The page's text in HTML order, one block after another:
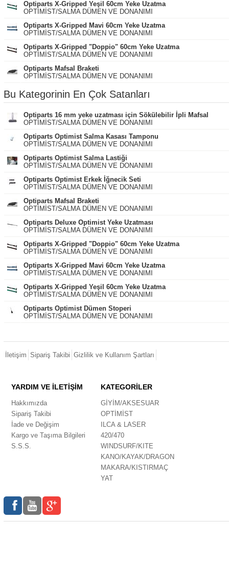
Optiparts X-Gripped Yeşil 60cm Yeke Uzatma
OPTİMİST/SALMA DÜMEN VE DONANIMI
Optiparts X-Gripped Mavi 60cm Yeke Uzatma
OPTİMİST/SALMA DÜMEN VE DONANIMI
Optiparts X-Gripped "Doppio" 60cm Yeke Uzatma
OPTİMİST/SALMA DÜMEN VE DONANIMI
Optiparts Mafsal Braketi
OPTİMİST/SALMA DÜMEN VE DONANIMI
Bu Kategorinin En Çok Satanları
Optiparts 16 mm yeke uzatması için Sökülebilir İpli Mafsal
OPTİMİST/SALMA DÜMEN VE DONANIMI
Optiparts Optimist Salma Kasası Tamponu
OPTİMİST/SALMA DÜMEN VE DONANIMI
Optiparts Optimist Salma Lastiği
OPTİMİST/SALMA DÜMEN VE DONANIMI
Optiparts Optimist Erkek İğnecik Seti
OPTİMİST/SALMA DÜMEN VE DONANIMI
Optiparts Mafsal Braketi
OPTİMİST/SALMA DÜMEN VE DONANIMI
Optiparts Deluxe Optimist Yeke Uzatması
OPTİMİST/SALMA DÜMEN VE DONANIMI
Optiparts X-Gripped "Doppio" 60cm Yeke Uzatma
OPTİMİST/SALMA DÜMEN VE DONANIMI
Optiparts X-Gripped Mavi 60cm Yeke Uzatma
OPTİMİST/SALMA DÜMEN VE DONANIMI
Optiparts X-Gripped Yeşil 60cm Yeke Uzatma
OPTİMİST/SALMA DÜMEN VE DONANIMI
Optiparts Optimist Dümen Stoperi
OPTİMİST/SALMA DÜMEN VE DONANIMI
İletişim Sipariş Takibi Gizlilik ve Kullanım Şartları
YARDIM VE İLETİŞİM
Hakkımızda
Sipariş Takibi
İade ve Değişim
Kargo ve Taşıma Bilgileri
S.S.S.
KATEGORİLER
GİYİM/AKSESUAR
OPTİMİST
ILCA & LASER
420/470
WINDSURF/KITE
KANO/KAYAK/DRAGON
MAKARA/KISTIRMAÇ
YAT